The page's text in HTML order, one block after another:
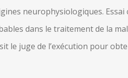
neurophysiologiques.
dans le traitement de la
le juge de l’exécution pour